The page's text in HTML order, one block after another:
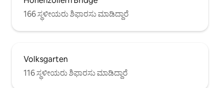
166 ಸ್ಥಳೀಯರು ಶಿಫಾರಸು ಮಾಡಿದ್ದಾರೆ
Volksgarten
116 ಸ್ಥಳೀಯರು ಶಿಫಾರಸು ಮಾಡಿದ್ದಾರೆ